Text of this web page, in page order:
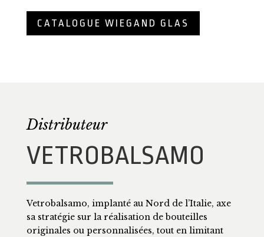
CATALOGUE WIEGAND GLAS
Distributeur
VETROBALSAMO
Vetrobalsamo, implanté au Nord de l’Italie, axe
sa stratégie sur la réalisation de bouteilles
originales ou personnalisées, tout en limitant